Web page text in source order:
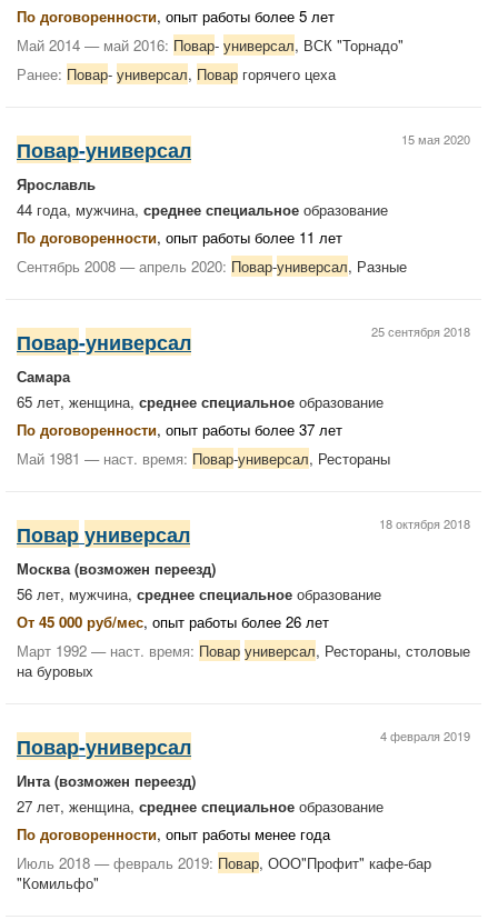
По договоренности, опыт работы более 5 лет
Май 2014 — май 2016: Повар- универсал, ВСК "Торнадо"
Ранее: Повар- универсал, Повар горячего цеха
15 мая 2020
Повар-универсал
Ярославль
44 года, мужчина, среднее специальное образование
По договоренности, опыт работы более 11 лет
Сентябрь 2008 — апрель 2020: Повар-универсал, Разные
25 сентября 2018
Повар-универсал
Самара
65 лет, женщина, среднее специальное образование
По договоренности, опыт работы более 37 лет
Май 1981 — наст. время: Повар-универсал, Рестораны
18 октября 2018
Повар универсал
Москва(возможен переезд)
56 лет, мужчина, среднее специальное образование
От 45 000 руб/мес, опыт работы более 26 лет
Март 1992 — наст. время: Повар универсал, Рестораны, столовые
на буровых
4 февраля 2019
Повар-универсал
Инта(возможен переезд)
27 лет, женщина, среднее специальное образование
По договоренности, опыт работы менее года
Июль 2018 — февраль 2019: Повар, ООО"Профит" кафе-бар
"Комильфо"